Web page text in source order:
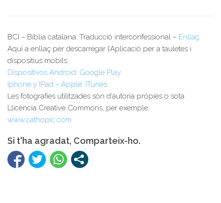
BCI – Bíblia catalana. Traducció interconfessional – Enllaç
Aquí a enllaç per descarregar l’Aplicació per a tauletes i
dispositius mòbils:
Dispositivos Android: Google Play
Iphone y IPad – Apple: ITunes
Les fotografies utilitzades són d’autoria pròpies o sota
Llicència Creative Commons, per exemple:
www.cathopic.com
Si t'ha agradat, Comparteix-ho.